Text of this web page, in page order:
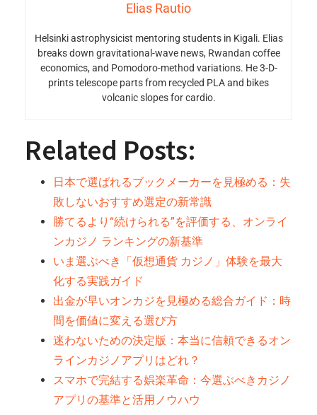
Elias Rautio
Helsinki astrophysicist mentoring students in Kigali. Elias
breaks down gravitational-wave news, Rwandan coffee
economics, and Pomodoro-method variations. He 3-D-
prints telescope parts from recycled PLA and bikes
volcanic slopes for cardio.
Related Posts:
日本で選ばれるブックメーカーを見極める：失
敗しないおすすめ選定の新常識
勝てるより“続けられる”を評価する、オンライ
ンカジノ ランキングの新基準
いま選ぶべき「仮想通貨 カジノ」体験を最大
化する実践ガイド
出金が早いオンカジを見極める総合ガイド：時
間を価値に変える選び方
迷わないための決定版：本当に信頼できるオン
ラインカジノアプリはどれ？
スマホで完結する娯楽革命：今選ぶべきカジノ
アプリの基準と活用ノウハウ